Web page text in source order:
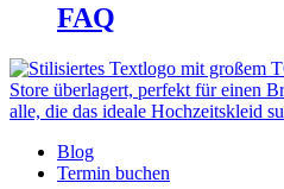
FAQ
Blog
Termin buchen